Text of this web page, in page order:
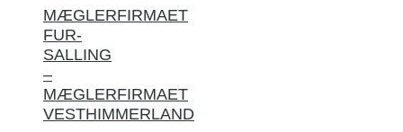
MÆGLERFIRMAET
FUR-
SALLING
–
MÆGLERFIRMAET
VESTHIMMERLAND